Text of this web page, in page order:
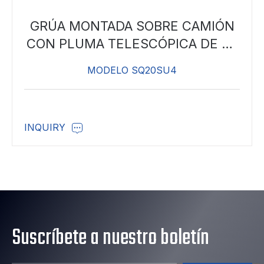
GRÚA MONTADA SOBRE CAMIÓN
CON PLUMA TELESCÓPICA DE 20
MODELO SQ20SU4
INQUIRY
Suscríbete a nuestro boletín